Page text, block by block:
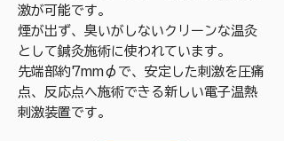
激が可能です。
煙が出ず、臭いがしないクリーンな温灸
として鍼灸施術に使われています。
先端部約7mmφで、安定した刺激を圧痛
点、反応点ヘ施術できる新しい電子温熱
刺激装置です。